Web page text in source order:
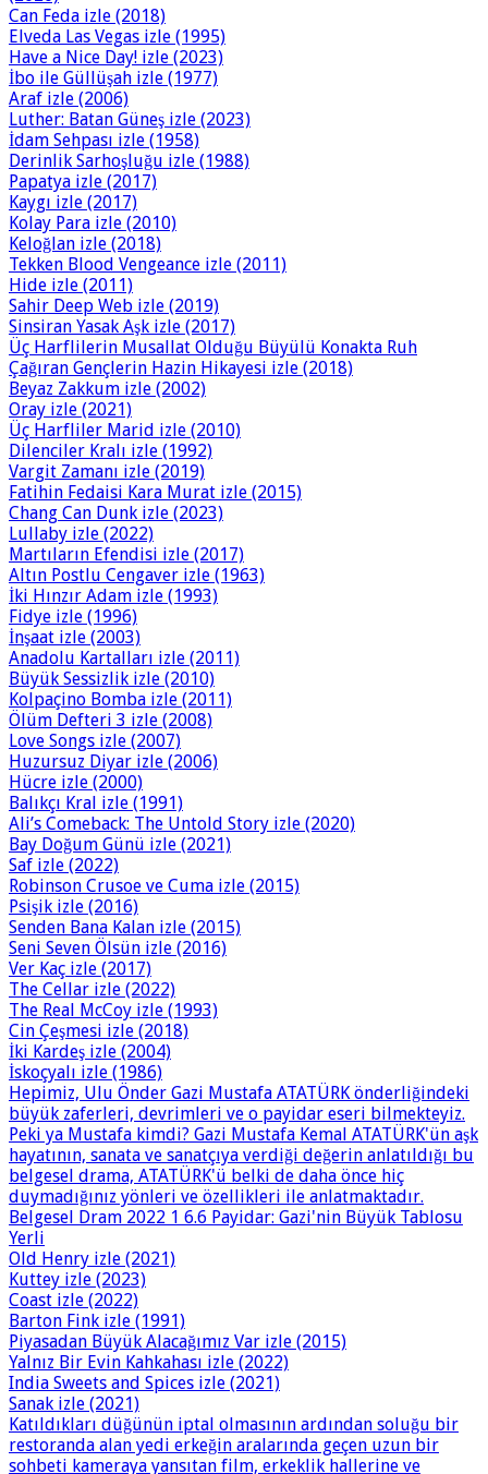
Can Feda izle (2018)
Elveda Las Vegas izle (1995)
Have a Nice Day! izle (2023)
İbo ile Güllüşah izle (1977)
Araf izle (2006)
Luther: Batan Güneş izle (2023)
İdam Sehpası izle (1958)
Derinlik Sarhoşluğu izle (1988)
Papatya izle (2017)
Kaygı izle (2017)
Kolay Para izle (2010)
Keloğlan izle (2018)
Tekken Blood Vengeance izle (2011)
Hide izle (2011)
Sahir Deep Web izle (2019)
Sinsiran Yasak Aşk izle (2017)
Üç Harflilerin Musallat Olduğu Büyülü Konakta Ruh
Çağıran Gençlerin Hazin Hikayesi izle (2018)
Beyaz Zakkum izle (2002)
Oray izle (2021)
Üç Harfliler Marid izle (2010)
Dilenciler Kralı izle (1992)
Vargit Zamanı izle (2019)
Fatihin Fedaisi Kara Murat izle (2015)
Chang Can Dunk izle (2023)
Lullaby izle (2022)
Martıların Efendisi izle (2017)
Altın Postlu Cengaver izle (1963)
İki Hınzır Adam izle (1993)
Fidye izle (1996)
İnşaat izle (2003)
Anadolu Kartalları izle (2011)
Büyük Sessizlik izle (2010)
Kolpaçino Bomba izle (2011)
Ölüm Defteri 3 izle (2008)
Love Songs izle (2007)
Huzursuz Diyar izle (2006)
Hücre izle (2000)
Balıkçı Kral izle (1991)
Ali’s Comeback: The Untold Story izle (2020)
Bay Doğum Günü izle (2021)
Saf izle (2022)
Robinson Crusoe ve Cuma izle (2015)
Psişik izle (2016)
Senden Bana Kalan izle (2015)
Seni Seven Ölsün izle (2016)
Ver Kaç izle (2017)
The Cellar izle (2022)
The Real McCoy izle (1993)
Cin Çeşmesi izle (2018)
İki Kardeş izle (2004)
İskoçyalı izle (1986)
Hepimiz, Ulu Önder Gazi Mustafa ATATÜRK önderliğindeki
büyük zaferleri, devrimleri ve o payidar eseri bilmekteyiz.
Peki ya Mustafa kimdi? Gazi Mustafa Kemal ATATÜRK'ün aşk
hayatının, sanata ve sanatçıya verdiği değerin anlatıldığı bu
belgesel drama, ATATÜRK'ü belki de daha önce hiç
duymadığınız yönleri ve özellikleri ile anlatmaktadır.
Belgesel Dram 2022 1 6.6 Payidar: Gazi'nin Büyük Tablosu
Yerli
Old Henry izle (2021)
Kuttey izle (2023)
Coast izle (2022)
Barton Fink izle (1991)
Piyasadan Büyük Alacağımız Var izle (2015)
Yalnız Bir Evin Kahkahası izle (2022)
India Sweets and Spices izle (2021)
Sanak izle (2021)
Katıldıkları düğünün iptal olmasının ardından soluğu bir
restoranda alan yedi erkeğin aralarında geçen uzun bir
sohbeti kameraya yansıtan film, erkeklik hallerine ve